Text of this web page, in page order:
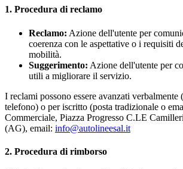
1. Procedura di reclamo
Reclamo: Azione dell'utente per
coerenza con le aspettative o i requisiti
mobilità.
Suggerimento: Azione dell'utente per
utili a migliorare il servizio.
I reclami possono essere avanzati verbalmente
telefono) o per iscritto (posta tradizionale o
Commerciale, Piazza Progresso C.LE
(AG), email: info@autolineesal.it
2. Procedura di rimborso